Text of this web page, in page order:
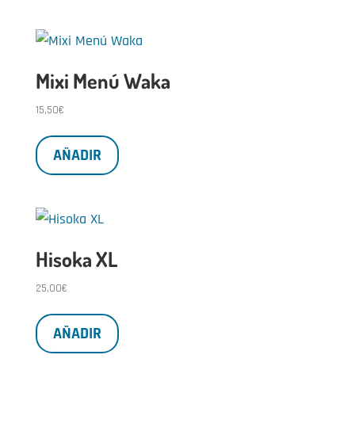
Mixi Menú Waka
15,50€
AÑADIR
Hisoka XL
25,00€
AÑADIR